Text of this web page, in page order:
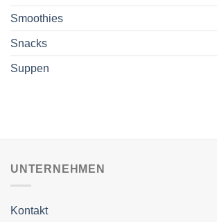
Smoothies
Snacks
Suppen
UNTERNEHMEN
Kontakt